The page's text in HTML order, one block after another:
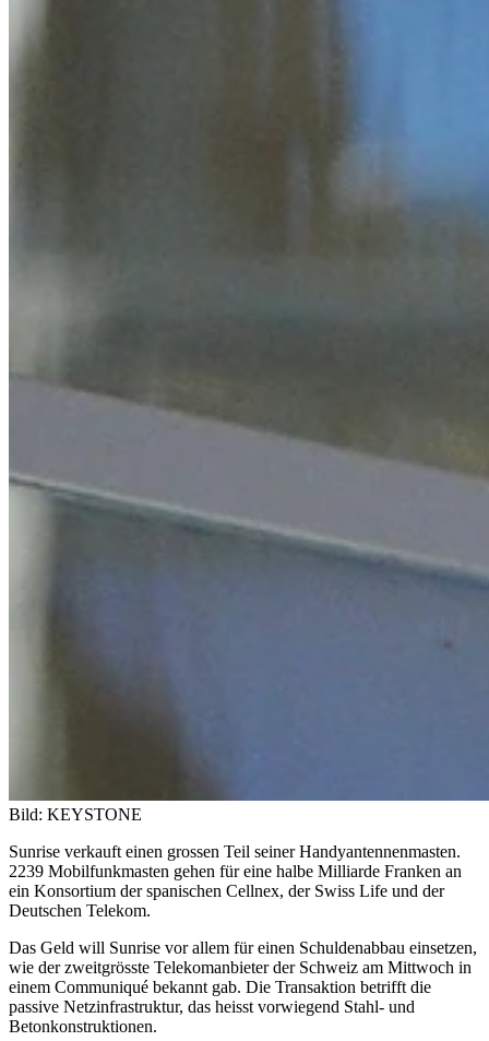
Bild: KEYSTONE
Sunrise verkauft einen grossen Teil seiner Handyantennenmasten.
2239 Mobilfunkmasten gehen für eine halbe Milliarde Franken an
ein Konsortium der spanischen Cellnex, der Swiss Life und der
Deutschen Telekom.
Das Geld will Sunrise vor allem für einen Schuldenabbau einsetzen,
wie der zweitgrösste Telekomanbieter der Schweiz am Mittwoch in
einem Communiqué bekannt gab. Die Transaktion betrifft die
passive Netzinfrastruktur, das heisst vorwiegend Stahl- und
Betonkonstruktionen.